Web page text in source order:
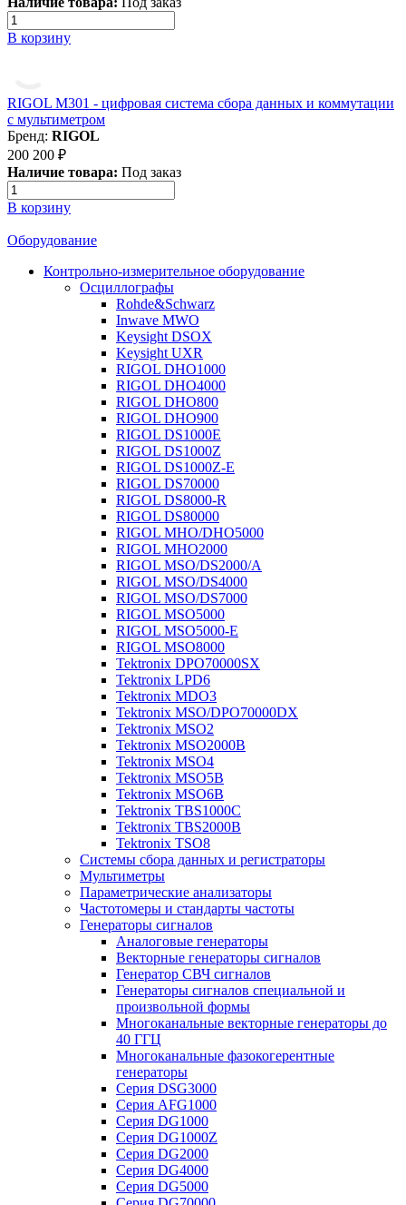
В корзину
RIGOL M301 - цифровая система сбора данных и коммутации
с мультиметром
Бренд: RIGOL
200 200 ₽
Наличие товара: Под заказ
В корзину
Оборудование
Контрольно-измерительное оборудование
Осциллографы
Rohde&Schwarz
Inwave MWO
Keysight DSOX
Keysight UXR
RIGOL DHO1000
RIGOL DHO4000
RIGOL DHO800
RIGOL DHO900
RIGOL DS1000E
RIGOL DS1000Z
RIGOL DS1000Z-E
RIGOL DS70000
RIGOL DS8000-R
RIGOL DS80000
RIGOL MHO/DHO5000
RIGOL MHO2000
RIGOL MSO/DS2000/A
RIGOL MSO/DS4000
RIGOL MSO/DS7000
RIGOL MSO5000
RIGOL MSO5000-E
RIGOL MSO8000
Tektronix DPO70000SX
Tektronix LPD6
Tektronix MDO3
Tektronix MSO/DPO70000DX
Tektronix MSO2
Tektronix MSO2000B
Tektronix MSO4
Tektronix MSO5B
Tektronix MSO6B
Tektronix TBS1000C
Tektronix TBS2000B
Tektronix TSO8
Системы сбора данных и регистраторы
Мультиметры
Параметрические анализаторы
Частотомеры и стандарты частоты
Генераторы сигналов
Аналоговые генераторы
Векторные генераторы сигналов
Генератор СВЧ сигналов
Генераторы сигналов специальной и
произвольной формы
Многоканальные векторные генераторы до
40 ГГЦ
Многоканальные фазокогерентные
генераторы
Серия DSG3000
Серия AFG1000
Серия DG1000
Серия DG1000Z
Серия DG2000
Серия DG4000
Серия DG5000